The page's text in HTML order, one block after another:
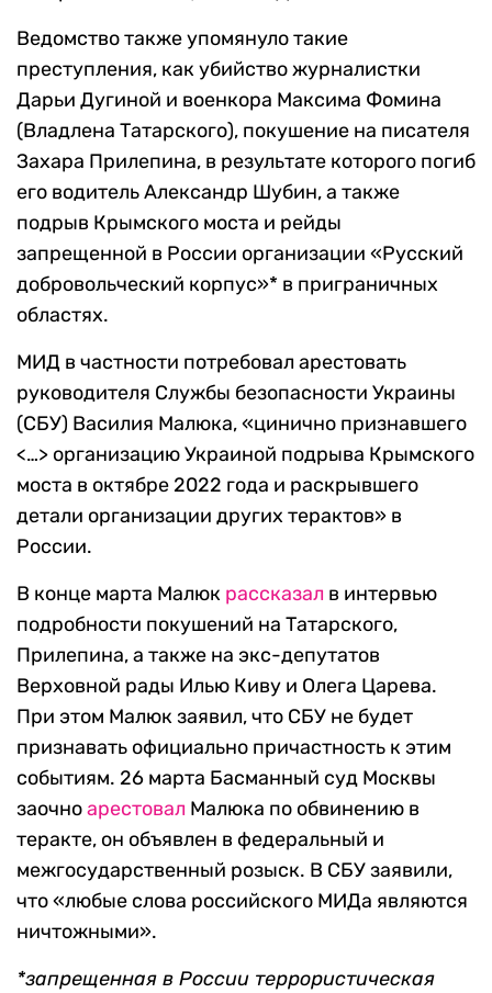
Ведомство также упомянуло такие
преступления, как убийство журналистки
Дарьи Дугиной и военкора Максима Фомина
(Владлена Татарского), покушение на писателя
Захара Прилепина, в результате которого погиб
его водитель Александр Шубин, а также
подрыв Крымского моста и рейды
запрещенной в России организации «Русский
добровольческий корпус»* в приграничных
областях.
МИД в частности потребовал арестовать
руководителя Службы безопасности Украины
(СБУ) Василия Малюка, «цинично признавшего
<…> организацию Украиной подрыва Крымского
моста в октябре 2022 года и раскрывшего
детали организации других терактов» в
России.
В конце марта Малюк рассказал в интервью
подробности покушений на Татарского,
Прилепина, а также на экс-депутатов
Верховной рады Илью Киву и Олега Царева.
При этом Малюк заявил, что СБУ не будет
признавать официально причастность к этим
событиям. 26 марта Басманный суд Москвы
заочноарестовал Малюка по обвинению в
теракте, он объявлен в федеральный и
межгосударственный розыск. В СБУ заявили,
что «любые слова российского МИДа являются
ничтожными».
*запрещенная в России террористическая